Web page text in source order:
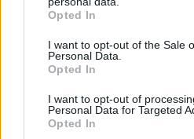
grant or deny consent to Google
use your data for below specified
consent section.
Opted In
I want to opt-out of the Sale
Personal Data.
Opted In
I want to opt-out of
Personal Data for Targeted
Opted In
ΡΟΗ ΕΙΔΗΣΕΩΝ
Ειδήσεις Δημοφιλή
Παιδιά και κατοικίδια: Πώς
σέβονται
πριν 9 λεπτά
πριν 21 λεπτά